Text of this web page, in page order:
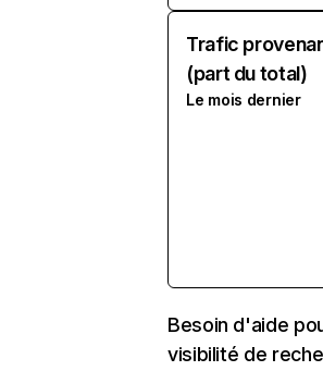
Trafic
(part du total)
Le mois dernier
Besoin d'aide
visibilité de